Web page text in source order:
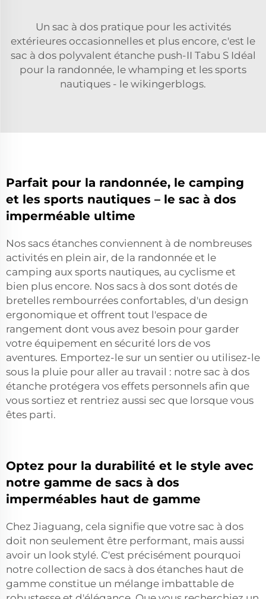
Un sac à dos pratique pour les activités
extérieures occasionnelles et plus encore, c'est le
sac à dos polyvalent étanche push-II Tabu S Idéal
pour la randonnée, le whamping et les sports
nautiques - le wikingerblogs.
Parfait pour la randonnée, le camping
et les sports nautiques – le sac à dos
imperméable ultime
Nos sacs étanches conviennent à de nombreuses
activités en plein air, de la randonnée et le
camping aux sports nautiques, au cyclisme et
bien plus encore. Nos sacs à dos sont dotés de
bretelles rembourrées confortables, d'un design
ergonomique et offrent tout l'espace de
rangement dont vous avez besoin pour garder
votre équipement en sécurité lors de vos
aventures. Emportez-le sur un sentier ou utilisez-le
sous la pluie pour aller au travail : notre sac à dos
étanche protégera vos effets personnels afin que
vous sortiez et rentriez aussi sec que lorsque vous
êtes parti.
Optez pour la durabilité et le style avec
notre gamme de sacs à dos
imperméables haut de gamme
Chez Jiaguang, cela signifie que votre sac à dos
doit non seulement être performant, mais aussi
avoir un look stylé. C'est précisément pourquoi
notre collection de sacs à dos étanches haut de
gamme constitue un mélange imbattable de